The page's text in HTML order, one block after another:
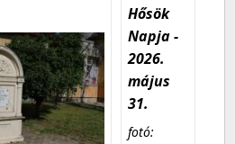
Hősök
Napja -
2026.
május
31.
fotó: